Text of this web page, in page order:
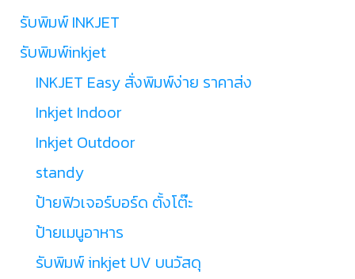
รับพิมพ์ INKJET
รับพิมพ์inkjet
INKJET Easy สั่งพิมพ์ง่าย ราคาส่ง
Inkjet Indoor
Inkjet Outdoor
standy
ป้ายฟิวเจอร์บอร์ด ตั้งโต๊ะ
ป้ายเมนูอาหาร
รับพิมพ์ inkjet UV บนวัสดุ